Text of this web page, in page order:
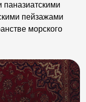
паназиатскими
пейзажами
морского